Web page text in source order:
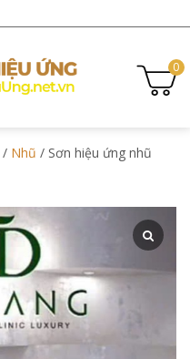
0
/ Nhũ / Sơn hiệu ứng nhũ